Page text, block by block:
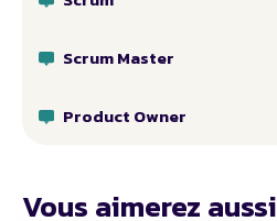
Scrum Master
Product Owner
Vous aimerez aussi